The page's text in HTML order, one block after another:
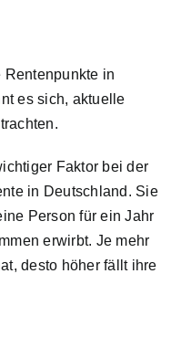
in
es sich, aktuelle
Faktor bei der
in Deutschland. Sie
Person für ein Jahr
erwirbt. Je mehr
desto höher fällt ihre